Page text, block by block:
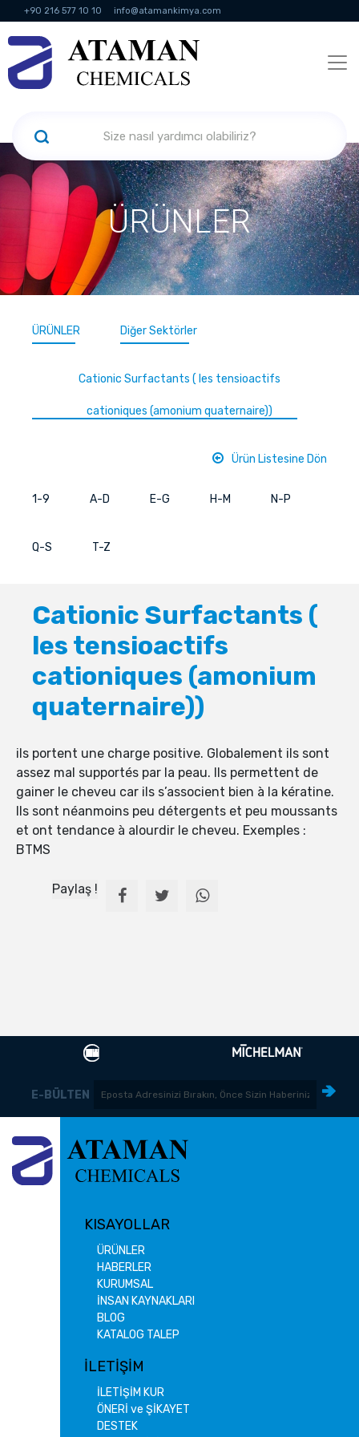
+90 216 577 10 10 info@atamankimya.com
KVKK Politikası Bilgi Toplumu Hizmetleri
ÜRÜNLER
ÜRÜNLER Diğer Sektörler
Cationic Surfactants ( les tensioactifs
cationiques (amonium quaternaire))
Ürün Listesine Dön
1-9 A-D E-G H-M N-P
Q-S T-Z
Cationic Surfactants (
les tensioactifs
cationiques (amonium
quaternaire))
ils portent une charge positive. Globalement ils sont
assez mal supportés par la peau. Ils permettent de
gainer le cheveu car ils s’associent bien à la kératine.
Ils sont néanmoins peu détergents et peu moussants
et ont tendance à alourdir le cheveu. Exemples :
BTMS
Paylaş !
E-BÜLTEN
KISAYOLLAR
ÜRÜNLER
HABERLER
KURUMSAL
İNSAN KAYNAKLARI
BLOG
KATALOG TALEP
İLETİŞİM
İLETİŞİM KUR
ÖNERİ ve ŞİKAYET
DESTEK